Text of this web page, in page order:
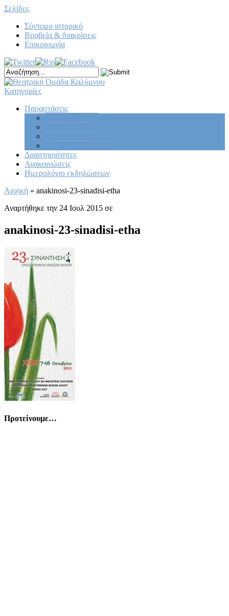
Σελίδες
Σύντομο ιστορικό
Βραβεία & διακρίσεις
Επικοινωνία
Κατηγορίες
Παραστάσεις
Δραστηριότητες
Ανακοινώσεις
Ημερολόγιο εκδηλώσεων
Αρχική » anakinosi-23-sinadisi-etha
Αναρτήθηκε την 24 Ιουλ 2015 σε
anakinosi-23-sinadisi-etha
Προτείνουμε…